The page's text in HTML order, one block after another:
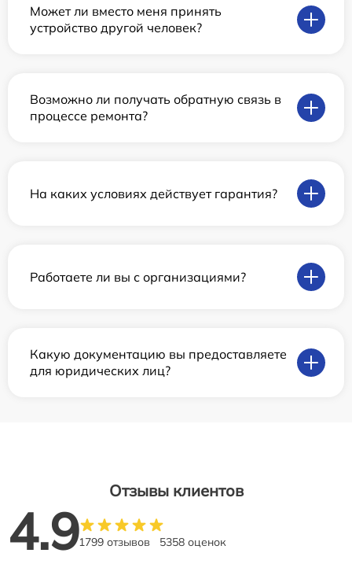
Может ли вместо меня принять
устройство другой человек?
Возможно ли получать обратную связь в
процессе ремонта?
На каких условиях действует гарантия?
Работаете ли вы с организациями?
Какую документацию вы предоставляете
для юридических лиц?
Отзывы клиентов
4.91799 отзывов 5358 оценок